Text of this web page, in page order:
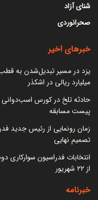
شنای آزاد
صحرانوردی
خبرهای اخیر
میلیارد ریالی در اشکذر
حادثه تلخ در کورس اسب‌دوانی
پیست مسابقه
تصمیم نهایی
انتخابات فدراسیون سوارکاری
از ۲۲ شهریور
خبرنامه